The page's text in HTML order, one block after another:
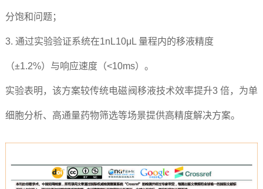
分饱和问题；
3. 通过实验验证系统在1nL10μL 量程内的移液精度
（±1.2%）与响应速度（<10ms）。
实验表明，该方案较传统电磁阀移液技术效率提升3 倍，为单
细胞分析、高通量药物筛选等场景提供高精度解决方案。